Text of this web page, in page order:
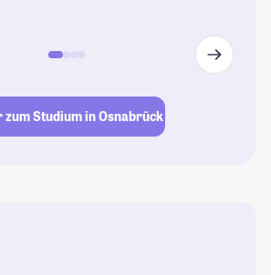
zum Studium in Osnabrück